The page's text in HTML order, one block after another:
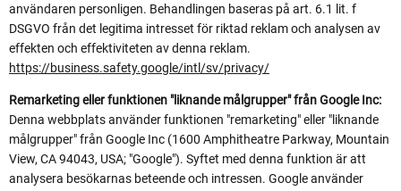
användaren personligen. Behandlingen baseras på art. 6.1 lit. f
DSGVO från det legitima intresset för riktad reklam och analysen av
effekten och effektiviteten av denna reklam.
https://business.safety.google/intl/sv/privacy/
Remarketing eller funktionen "liknande målgrupper" från Google Inc:
Denna webbplats använder funktionen "remarketing" eller "liknande
målgrupper" från Google Inc (1600 Amphitheatre Parkway, Mountain
View, CA 94043, USA; "Google"). Syftet med denna funktion är att
analysera besökarnas beteende och intressen. Google använder